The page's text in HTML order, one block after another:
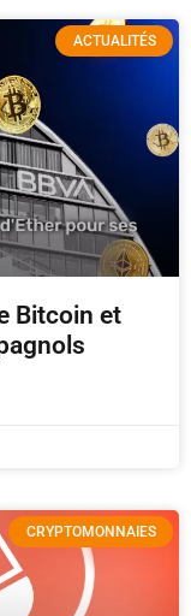
ACTUALITÉS
Bitcoin et
CRYPTOMONNAIES